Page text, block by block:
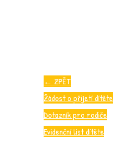
← ZPĚT
Žádost o přijetí dítěte
Dotazník pro rodiče
Evidenční list dítěte